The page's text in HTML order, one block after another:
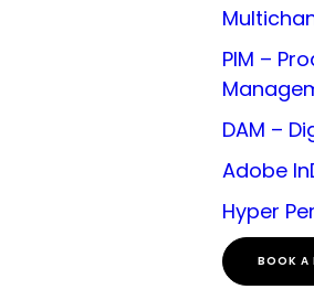
PIM –
DAM –
Adobe
Hyper
BOOK A